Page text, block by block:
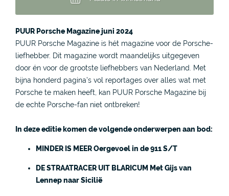
PUUR Porsche Magazine juni 2024
PUUR Porsche Magazine is hét magazine voor de Porsche-
liefhebber. Dit magazine wordt maandelijks uitgegeven
door én voor de grootste liefhebbers van Nederland. Met
bijna honderd pagina’s vol reportages over alles wat met
Porsche te maken heeft, kan PUUR Porsche Magazine bij
de echte Porsche-fan niet ontbreken!
In deze editie komen de volgende onderwerpen aan bod:
MINDER IS MEEROergevoel in de 911 S/T
DE STRAATRACER UIT BLARICUM Met Gijs van
Lennep naar Sicilië